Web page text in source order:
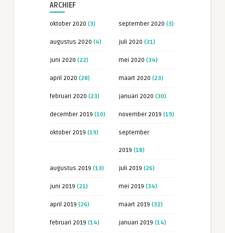
ARCHIEF
oktober 2020 (3) september 2020 (3)
augustus 2020 (4) juli 2020 (31)
juni 2020 (22) mei 2020 (34)
april 2020 (28) maart 2020 (23)
februari 2020 (23) januari 2020 (30)
december 2019 (10) november 2019 (19)
oktober 2019 (19) september
2019 (18)
augustus 2019 (13) juli 2019 (26)
juni 2019 (21) mei 2019 (34)
april 2019 (26) maart 2019 (32)
februari 2019 (14) januari 2019 (14)